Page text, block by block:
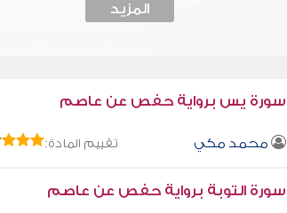
المزيد
سورة يس برواية حفص عن عاصم
محمد مكي تقييم المادة:
سورة التوبة برواية حفص عن عاصم